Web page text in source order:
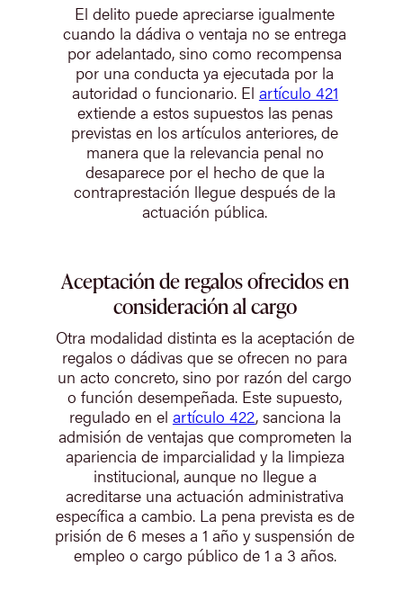
El delito puede apreciarse igualmente
cuando la dádiva o ventaja no se entrega
por adelantado, sino como recompensa
por una conducta ya ejecutada por la
autoridad o funcionario. El artículo 421
extiende a estos supuestos las penas
previstas en los artículos anteriores, de
manera que la relevancia penal no
desaparece por el hecho de que la
contraprestación llegue después de la
actuación pública.
Aceptación de regalos ofrecidos en
consideración al cargo
Otra modalidad distinta es la aceptación de
regalos o dádivas que se ofrecen no para
un acto concreto, sino por razón del cargo
o función desempeñada. Este supuesto,
regulado en el artículo 422, sanciona la
admisión de ventajas que comprometen la
apariencia de imparcialidad y la limpieza
institucional, aunque no llegue a
acreditarse una actuación administrativa
específica a cambio. La pena prevista es de
prisión de 6 meses a 1 año y suspensión de
empleo o cargo público de 1 a 3 años.